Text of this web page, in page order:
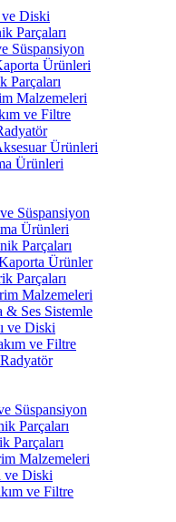
ve Diski
Parçaları
Süspansiyon
Ürünleri
Parçaları
Malzemeleri
ve Filtre
Ürünleri
Ürünleri
Süspansiyon
Ürünleri
Parçaları
Ürünler
Parçaları
Malzemeleri
Ses Sistemle
ve Diski
ve Filtre
Süspansiyon
Parçaları
Parçaları
Malzemeleri
ve Diski
ve Filtre